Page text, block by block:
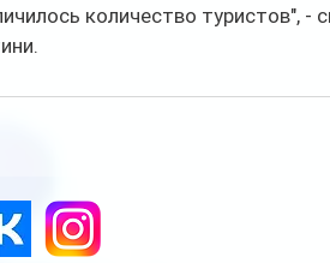
количество туристов", -